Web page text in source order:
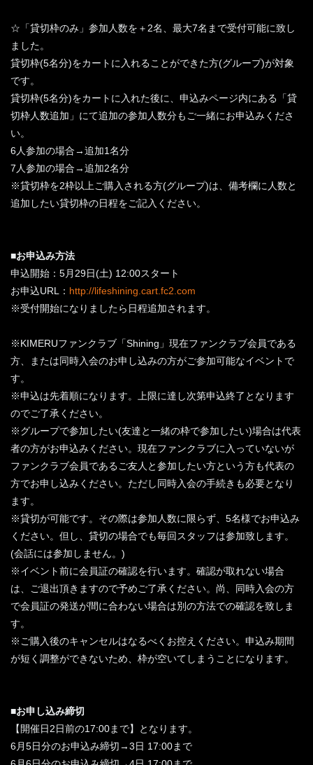
☆「貸切枠のみ」参加人数を＋2名、最大7名まで受付可能に致し
ました。
貸切枠(5名分)をカートに入れることができた方(グループ)が対象
です。
貸切枠(5名分)をカートに入れた後に、申込みページ内にある「貸
切枠人数追加」にて追加の参加人数分もご一緒にお申込みくださ
い。
6人参加の場合→追加1名分
7人参加の場合→追加2名分
※貸切枠を2枠以上ご購入される方(グループ)は、備考欄に人数と
追加したい貸切枠の日程をご記入ください。
■お申込み方法
申込開始：5月29日(土) 12:00スタート
お申込URL： http://lifeshining.cart.fc2.com
※受付開始になりましたら日程追加されます。
※KIMERUファンクラブ「Shining」現在ファンクラブ会員である
方、または同時入会のお申し込みの方がご参加可能なイベントで
す。
※申込は先着順になります。上限に達し次第申込終了となります
のでご了承ください。
※グループで参加したい(友達と一緒の枠で参加したい)場合は代表
者の方がお申込みください。現在ファンクラブに入っていないが
ファンクラブ会員であるご友人と参加したい方という方も代表の
方でお申し込みください。ただし同時入会の手続きも必要となり
ます。
※貸切が可能です。その際は参加人数に限らず、5名様でお申込み
ください。但し、貸切の場合でも毎回スタッフは参加致します。
(会話には参加しません。)
※イベント前に会員証の確認を行います。確認が取れない場合
は、ご退出頂きますので予めご了承ください。尚、同時入会の方
で会員証の発送が間に合わない場合は別の方法での確認を致しま
す。
※ご購入後のキャンセルはなるべくお控えください。申込み期間
が短く調整ができないため、枠が空いてしまうことになります。
■お申し込み締切
【開催日2日前の17:00まで】となります。
6月5日分のお申込み締切→3日 17:00まで